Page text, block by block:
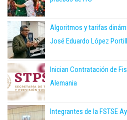
Algoritmos y tarifas
José Eduardo López
Inician Contratación de
Alemania
Integrantes de la FSTSE